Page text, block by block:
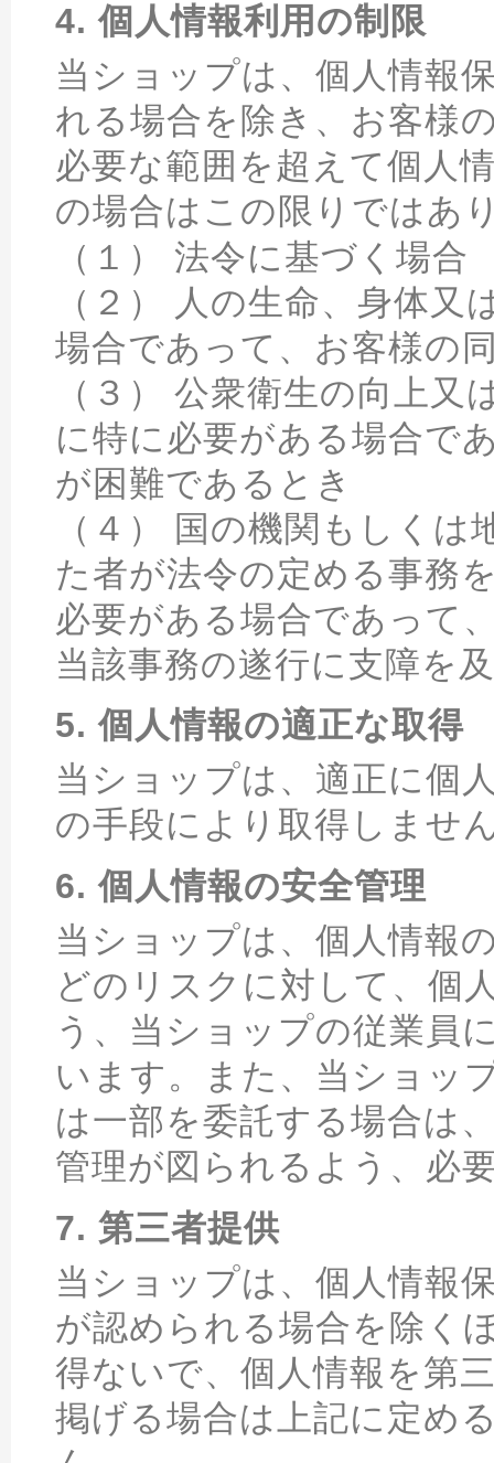
4. 個人情報利用の制限
当ショップは、個人情報
れる場合を除き、お客様
必要な範囲を超えて個人
の場合はこの限りではあ
（１） 法令に基づく場合
（２） 人の生命、身体
場合であって、お客様の
（３） 公衆衛生の向上
に特に必要がある場合で
が困難であるとき
（４） 国の機関もしく
た者が法令の定める事務
必要がある場合であって
当該事務の遂行に支障を
5. 個人情報の適正な取得
当ショップは、適正に個
の手段により取得しませ
6. 個人情報の安全管理
当ショップは、個人情報
どのリスクに対して、個
う、当ショップの従業員
います。また、当ショッ
は一部を委託する場合は
管理が図られるよう、必
7. 第三者提供
当ショップは、個人情報
が認められる場合を除く
得ないで、個人情報を第
掲げる場合は上記に定め